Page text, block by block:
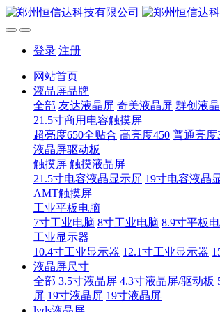
登录 注册
网站首页
液晶屏品牌
全部 友达液晶屏 奇美液晶屏 群创液
21.5寸商用电容触摸屏
超亮度650全贴合 高亮度450 普通亮度
液晶屏驱动板
触摸屏 触摸液晶屏
21.5寸电容液晶显示屏 19寸电容液晶
AMT触摸屏
工业平板电脑
7寸工业电脑 8寸工业电脑 8.9寸平板
工业显示器
10.4寸工业显示器 12.1寸工业显示器
液晶屏尺寸
全部 3.5寸液晶屏 4.3寸液晶屏/驱动板
屏 19寸液晶屏 19寸液晶屏